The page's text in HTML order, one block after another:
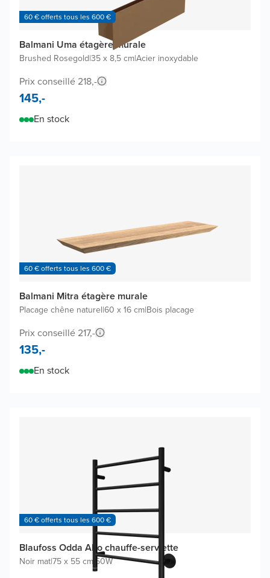
60 € offerts tous les 600 €
Balmani Uma étagère murale
Brushed Rosegold|35 x 8,5 cm|Acier inoxydable
Prix conseillé 218,-
145,-
En stock
60 € offerts tous les 600 €
Balmani Mitra étagère murale
Placage chêne naturel|60 x 16 cm|Bois placage
Prix conseillé 217,-
135,-
En stock
60 € offerts tous les 600 €
Blaufoss Odda Alto chauffe-serviette
Noir mat|75 x 55 cm 50W